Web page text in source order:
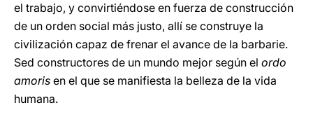
el trabajo, y convirtiéndose en fuerza de construcción
de un orden social más justo, allí se construye la
civilización capaz de frenar el avance de la barbarie.
Sed constructores de un mundo mejor según el ordo
amoris en el que se manifiesta la belleza de la vida
humana.